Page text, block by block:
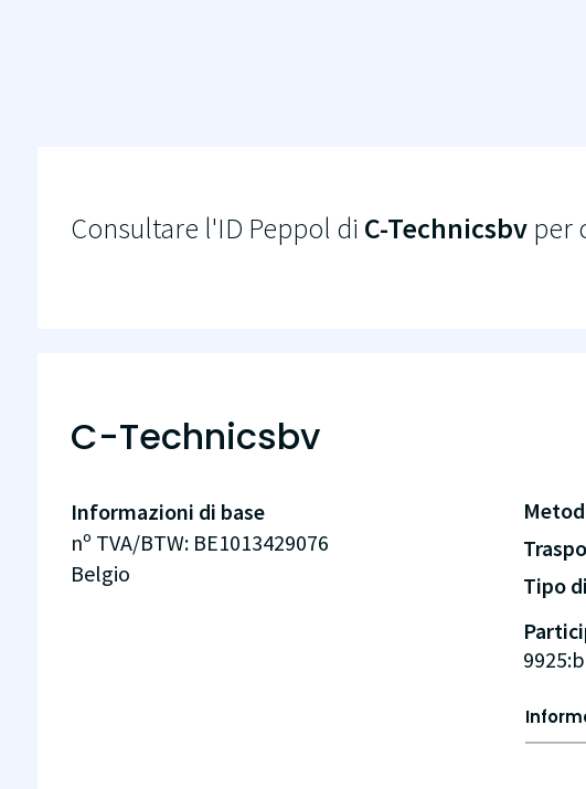
Consultare l'ID Peppol di C-Technicsbvper
C-Technicsbv
Informazioni di base
nº TVA/BTW: BE1013429076
Belgio
Tipo